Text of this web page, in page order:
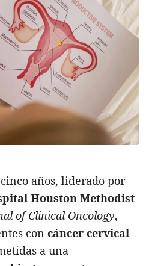
años, liderado por
Houston Methodist
of Clinical Oncology,
con cáncer cervical
a una